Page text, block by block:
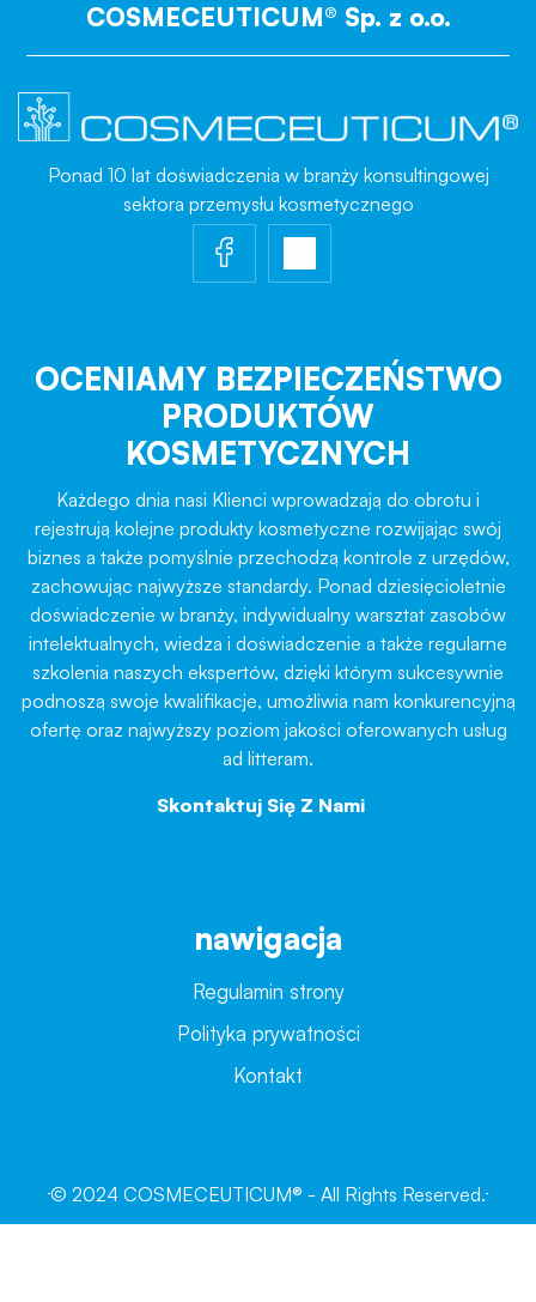
COSMECEUTICUM® Sp. z o.o.
Ponad 10 lat doświadczenia w branży konsultingowej
sektora przemysłu kosmetycznego
OCENIAMY BEZPIECZEŃSTWO
PRODUKTÓW
KOSMETYCZNYCH
Każdego dnia nasi Klienci wprowadzają do obrotu i
rejestrują kolejne produkty kosmetyczne rozwijając swój
biznes a także pomyślnie przechodzą kontrole z urzędów,
zachowując najwyższe standardy. Ponad dziesięcioletnie
doświadczenie w branży, indywidualny warsztat zasobów
intelektualnych, wiedza i doświadczenie a także regularne
szkolenia naszych ekspertów, dzięki którym sukcesywnie
podnoszą swoje kwalifikacje, umożliwia nam konkurencyjną
ofertę oraz najwyższy poziom jakości oferowanych usług
ad litteram.
Skontaktuj Się Z Nami
nawigacja
Regulamin strony
Polityka prywatności
Kontakt
© 2024 COSMECEUTICUM® - All Rights Reserved.